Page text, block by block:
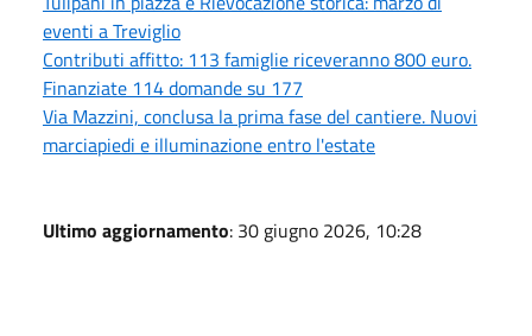
eventi a Treviglio
Contributi affitto: 113 famiglie riceveranno 800 euro.
Finanziate 114 domande su 177
Via Mazzini, conclusa la prima fase del cantiere. Nuovi
marciapiedi e illuminazione entro l'estate
Ultimo aggiornamento: 30 giugno 2026, 10:28